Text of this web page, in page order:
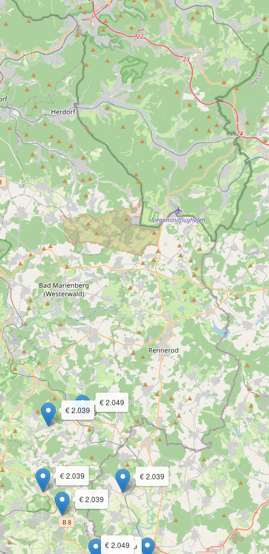
€ 2.039
€ 2.039
€ 2.039
€ 2.039
€ 2.049
€ 2.049
€ 2.049